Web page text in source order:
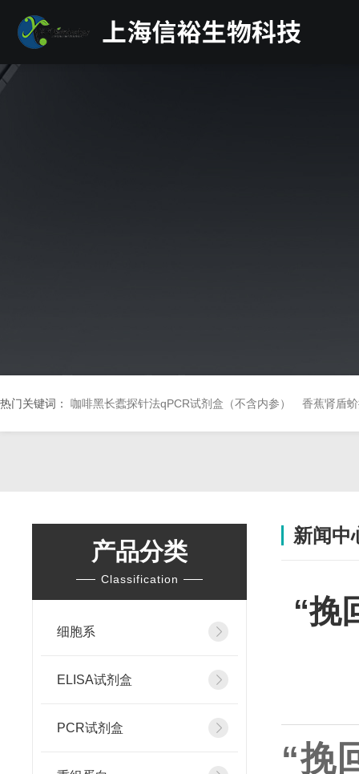
热门关键词： 咖啡黑长蠹探针法qPCR试剂盒（不含内参） 香蕉肾盾
产品分类
Classification
细胞系
ELISA试剂盒
PCR试剂盒
新闻中
“挽
“挽